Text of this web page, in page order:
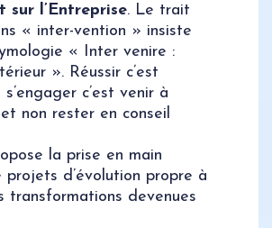
sur l’Entreprise. Le trait
« inter-vention » insiste
« Inter venire :
». Réussir c’est
s’engager c’est venir à
et non rester en conseil
la prise en main
d’évolution propre à
transformations devenues